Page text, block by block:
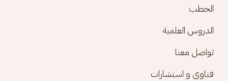
الخطب
الدروس العلمية
تواصل معنا
فتاوى و استشارات